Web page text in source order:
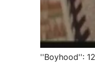
''Boyhood'':